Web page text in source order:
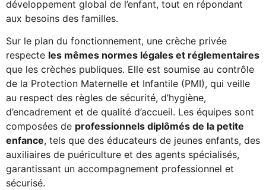
développement global de l’enfant, tout en répondant
aux besoins des familles.
Sur le plan du fonctionnement, une crèche privée
respecte les mêmes normes légales et réglementaires
que les crèches publiques. Elle est soumise au contrôle
de la Protection Maternelle et Infantile (PMI), qui veille
au respect des règles de sécurité, d’hygiène,
d’encadrement et de qualité d’accueil. Les équipes sont
composées de professionnels diplômés de la petite
enfance, tels que des éducateurs de jeunes enfants, des
auxiliaires de puériculture et des agents spécialisés,
garantissant un accompagnement professionnel et
sécurisé.